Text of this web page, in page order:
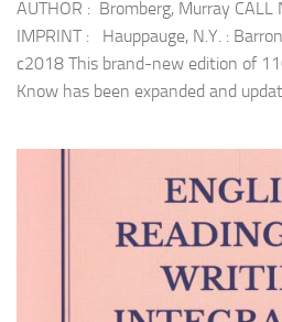
AUTHOR : Bromberg, Murray
IMPRINT : Hauppauge, N.Y. :
c2018 This brand-new edition of
Know has been expanded and